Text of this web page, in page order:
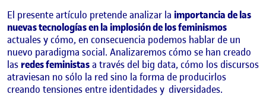
El presente artículo pretende analizar la importancia de las
nuevas tecnologías en la implosión de los feminismos
actuales y cómo, en consecuencia podemos hablar de un
nuevo paradigma social. Analizaremos cómo se han creado
las redes feministasa través del big data, cómo los discursos
atraviesan no sólo la red sino la forma de producirlos
creando tensiones entre identidades y diversidades.